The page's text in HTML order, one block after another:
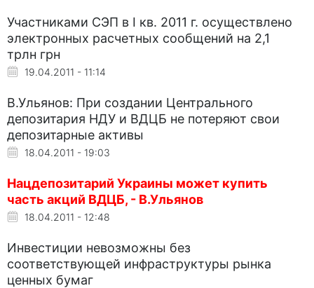
Участниками СЭП в I кв. 2011 г. осуществлено
электронных расчетных сообщений на 2,1
трлн грн
19.04.2011 - 11:14
В.Ульянов: При создании Центрального
депозитария НДУ и ВДЦБ не потеряют свои
депозитарные активы
18.04.2011 - 19:03
Нацдепозитарий Украины может купить
часть акций ВДЦБ, - В.Ульянов
18.04.2011 - 12:48
Инвестиции невозможны без
соответствующей инфраструктуры рынка
ценных бумаг